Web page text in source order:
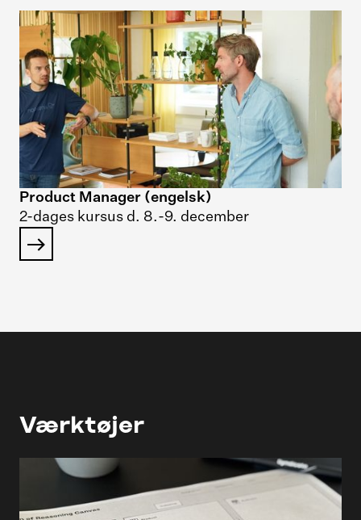
Product Manager (engelsk)
2-dages kursus d. 8.-9. december
Værktøjer